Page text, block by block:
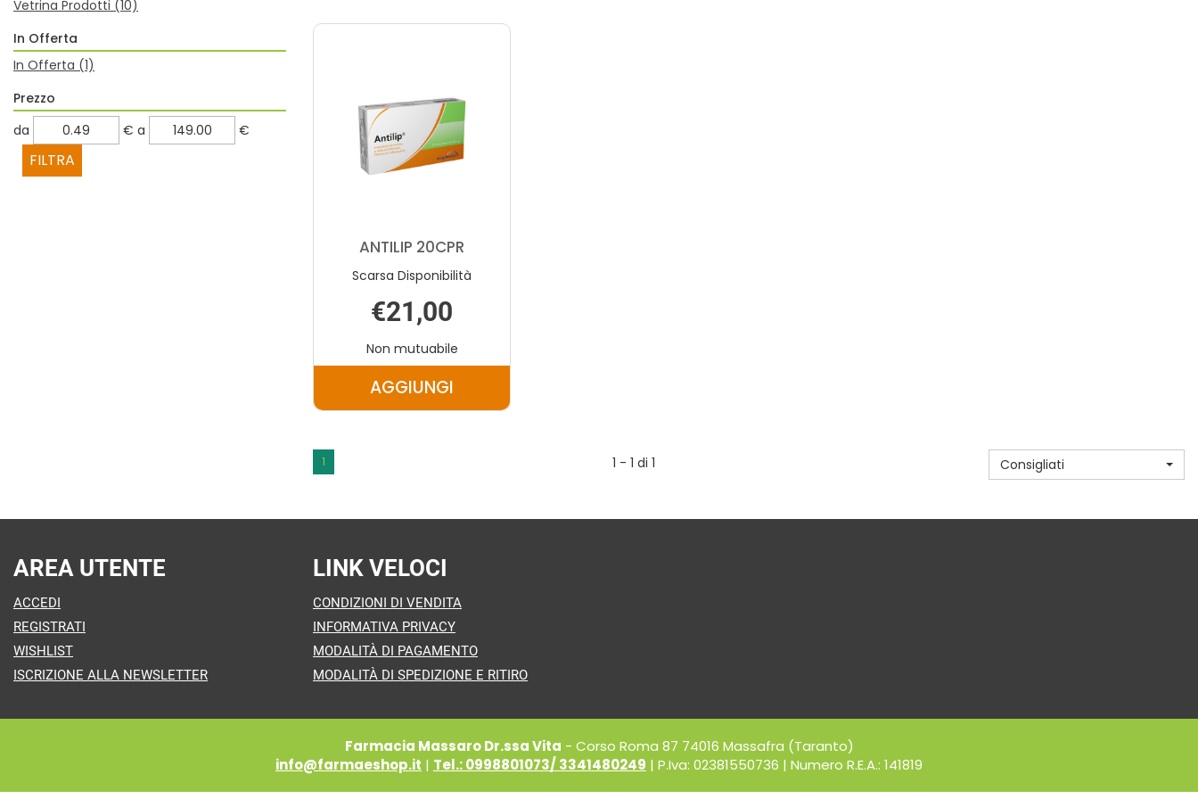
Vetrina Prodotti (10)
In Offerta
In Offerta (1)
Prezzo
filtra
da
da € filtra
a €
ANTILIP 20CPR
Scarsa Disponibilità
€21,00
Non mutuabile
AGGIUNGIAGGIUNGI ANTILIP
1 1 - 1 di 1 Consigliati
AREA UTENTE
ACCEDI
REGISTRATI
WISHLIST
ISCRIZIONE ALLA NEWSLETTER
LINK VELOCI
CONDIZIONI DI VENDITA
INFORMATIVA PRIVACY
MODALITÀ DI PAGAMENTO
MODALITÀ DI SPEDIZIONE E RITIRO
Farmacia Massaro Dr.ssa Vita - Corso Roma 87 74016 Massafra (Taranto)
info@farmaeshop.it | Tel.: 0998801073/ 3341480249 | P.Iva: 02381550736 | Numero R.E.A.: 141819